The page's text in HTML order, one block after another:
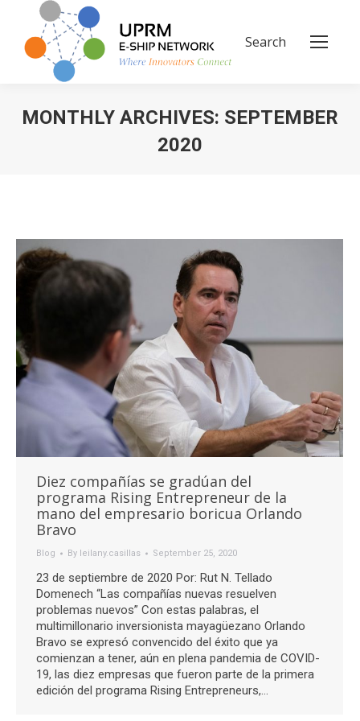
Search:
Search
MONTHLY ARCHIVES: SEPTEMBER
2020
Diez compañías se gradúan del
programa Rising Entrepreneur de la
mano del empresario boricua Orlando
Bravo
Blog By leilany.casillas September 25, 2020
23 de septiembre de 2020 Por: Rut N. Tellado
Domenech “Las compañías nuevas resuelven
problemas nuevos” Con estas palabras, el
multimillonario inversionista mayagüezano Orlando
Bravo se expresó convencido del éxito que ya
comienzan a tener, aún en plena pandemia de COVID-
19, las diez empresas que fueron parte de la primera
edición del programa Rising Entrepreneurs,…